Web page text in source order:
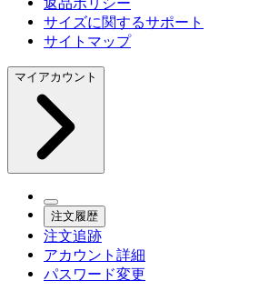
サイズに関するサポート
サイトマップ
マイアカウント
注文履歴
注文追跡
アカウント詳細
パスワード変更